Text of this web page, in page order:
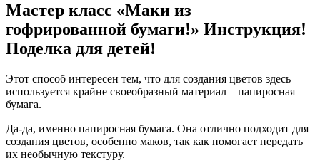
Мастер класс «Маки из
гофрированной бумаги!» Инструкция!
Поделка для детей!
Этот способ интересен тем, что для создания цветов здесь
используется крайне своеобразный материал – папиросная
бумага.
Да-да, именно папиросная бумага. Она отлично подходит для
создания цветов, особенно маков, так как помогает передать
их необычную текстуру.